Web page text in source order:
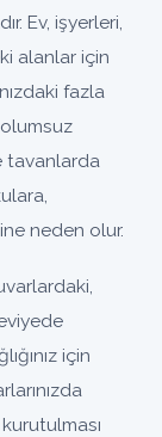
Ev, işyerleri,
alanlar için
fazla
olumsuz
tavanlarda
neden olur.
için